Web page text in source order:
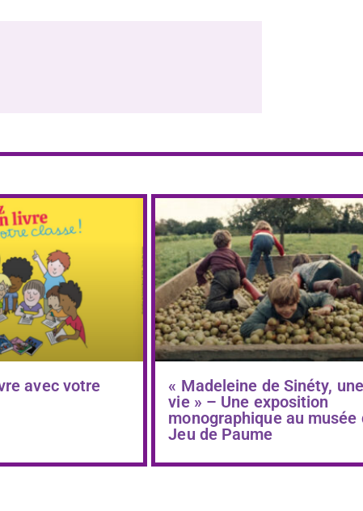
avec votre
« Madeleine de Sinéty, une
vie » – Une exposition
monographique au musée
Jeu de Paume